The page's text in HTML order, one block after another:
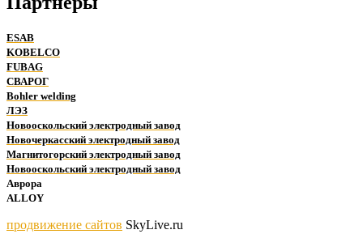
ESAB
KOBELCO
FUBAG
СВАРОГ
Bohler welding
ЛЭЗ
Новооскольский электродный завод
Новочеркасский электродный завод
Магнитогорский электродный завод
Новооскольский электродный завод
Аврора
ALLOY
продвижение сайтов SkyLive.ru